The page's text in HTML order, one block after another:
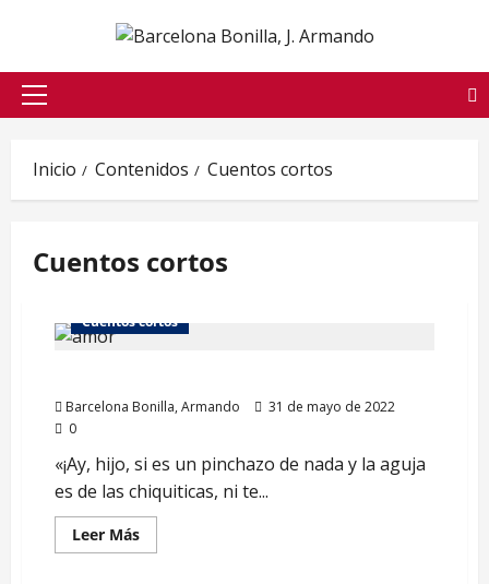
contenido
Menú
Inicio Contenidos Cuentos cortos
Cuentos cortos
Cuentos cortos
Barcelona Bonilla, Armando
31 de mayo de 2022
0
«¡Ay, hijo, si es un pinchazo de nada y la aguja
es de las chiquiticas, ni te...
Leer MásLeer
más